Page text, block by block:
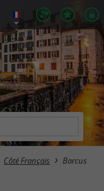
Côté Français Barcus